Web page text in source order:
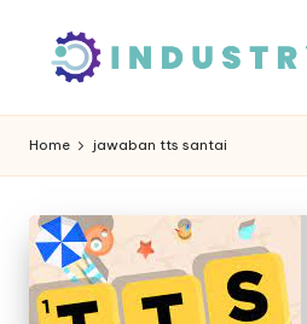
Home jawaban tts santai